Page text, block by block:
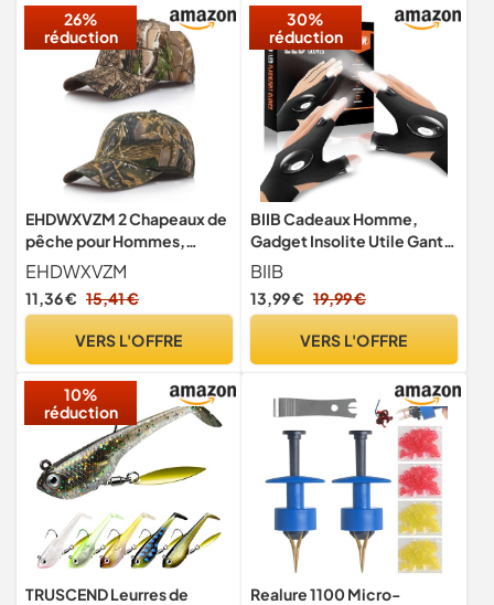
26%
réduction
EHDWXVZM 2 Chapeaux de
pêche pour Hommes,
Casquettes de Baseball
Camouflage, Chapeaux du
désert pour Hommes,
EHDWXVZM
11,36 € 15,41 €
VERS L'OFFRE
30%
réduction
BIIB Cadeaux Homme,
Gadget Insolite Utile Gants
LED Lumineux, Anniversaire
Homme Femme, Idee
Cadeau Homme Original
Peres, Cadeaux Papa
BIIB
13,99 € 19,99 €
VERS L'OFFRE
10%
réduction
TRUSCEND Leurres de
Realure 1100 Micro-